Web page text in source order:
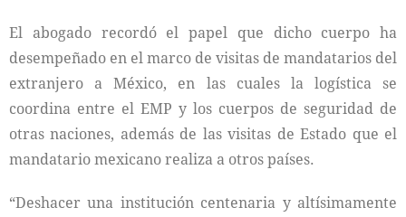
El abogado recordó el papel que dicho cuerpo ha
desempeñado en el marco de visitas de mandatarios del
extranjero a México, en las cuales la logística se
coordina entre el EMP y los cuerpos de seguridad de
otras naciones, además de las visitas de Estado que el
mandatario mexicano realiza a otros países.
“Deshacer una institución centenaria y altísimamente